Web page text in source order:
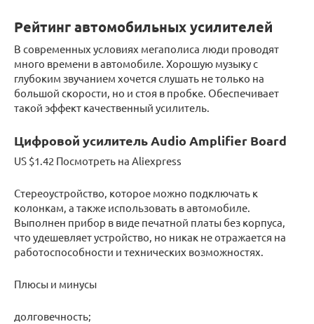
Рейтинг автомобильных усилителей
В современных условиях мегаполиса люди проводят
много времени в автомобиле. Хорошую музыку с
глубоким звучанием хочется слушать не только на
большой скорости, но и стоя в пробке. Обеспечивает
такой эффект качественный усилитель.
Цифровой усилитель Audio Amplifier Board
US $1.42 Посмотреть на Aliexpress
Стереоустройство, которое можно подключать к
колонкам, а также использовать в автомобиле.
Выполнен прибор в виде печатной платы без корпуса,
что удешевляет устройство, но никак не отражается на
работоспособности и технических возможностях.
Плюсы и минусы
долговечность;